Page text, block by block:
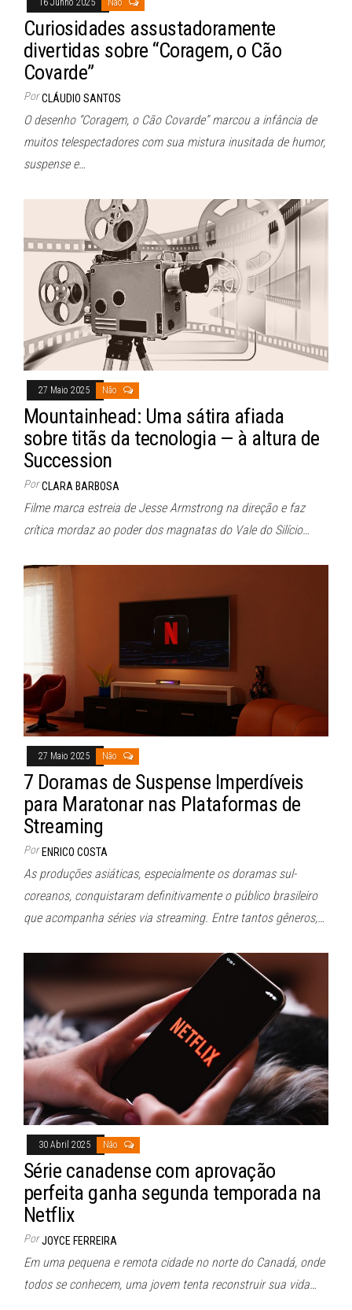
Curiosidades assustadoramente
divertidas sobre “Coragem, o Cão
Covarde”
Por CLÁUDIO SANTOS
O desenho “Coragem, o Cão Covarde” marcou a infância de
muitos telespectadores com sua mistura inusitada de humor,
suspense e…
27 Maio 2025 Não
Mountainhead: Uma sátira afiada
sobre titãs da tecnologia — à altura de
Succession
Por CLARA BARBOSA
Filme marca estreia de Jesse Armstrong na direção e faz
crítica mordaz ao poder dos magnatas do Vale do Silício…
27 Maio 2025 Não
7 Doramas de Suspense Imperdíveis
para Maratonar nas Plataformas de
Streaming
Por ENRICO COSTA
As produções asiáticas, especialmente os doramas sul-
coreanos, conquistaram definitivamente o público brasileiro
que acompanha séries via streaming. Entre tantos gêneros,…
30 Abril 2025 Não
Série canadense com aprovação
perfeita ganha segunda temporada na
Netflix
Por JOYCE FERREIRA
Em uma pequena e remota cidade no norte do Canadá, onde
todos se conhecem, uma jovem tenta reconstruir sua vida…